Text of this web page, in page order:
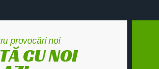
provocări noi
CU NOI